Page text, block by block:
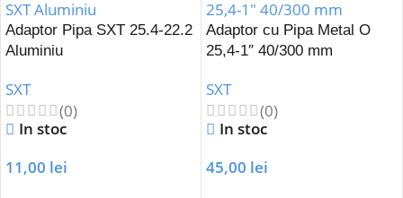
Adaptor Pipa SXT 25.4-22.2
Aluminiu
SXT
(0)
In stoc
11,00 lei
Adaptor cu Pipa Metal O
25,4-1″ 40/300 mm
SXT
(0)
In stoc
45,00 lei